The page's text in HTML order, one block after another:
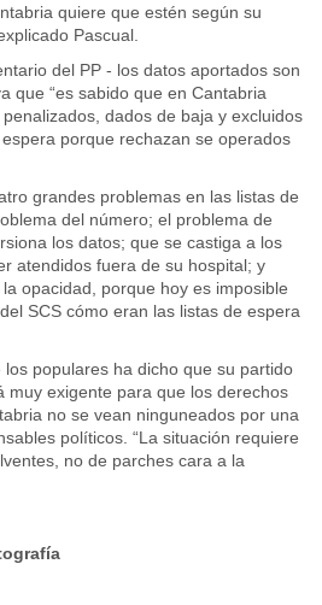
quiere que estén según su
Pascual.
del PP - los datos aportados son
que “es sabido que en Cantabria
dados de baja y excluidos
porque rechazan se operados
grandes problemas en las listas de
del número; el problema de
los datos; que se castiga a los
atendidos fuera de su hospital; y
opacidad, porque hoy es imposible
SCS cómo eran las listas de espera
populares ha dicho que su partido
muy exigente para que los derechos
no se vean ninguneados por una
políticos. “La situación requiere
no de parches cara a la